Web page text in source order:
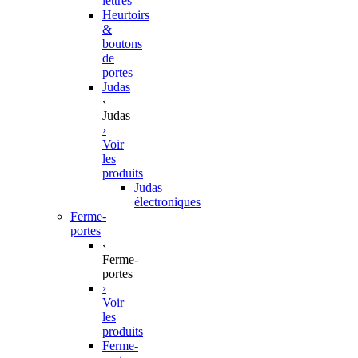
Heurtoirs
&
boutons
de
portes
Judas
‹
Judas
›
Voir
les
produits
Judas
électroniques
Ferme-
portes
‹
Ferme-
portes
›
Voir
les
produits
Ferme-